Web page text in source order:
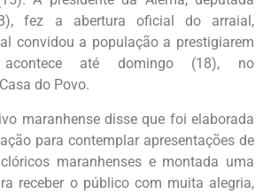
fez a abertura oficial do arraial,
convidou a população a prestigiarem
até domingo (18), no
do Povo.
maranhense disse que foi elaborada
para contemplar apresentações de
maranhenses e montada uma
receber o público com muita alegria,